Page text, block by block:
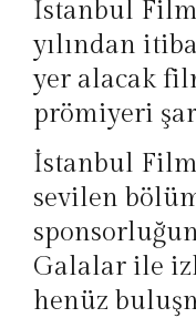
İstanbul
yılından
yer alacak
prömiyeri
İstanbul
sevilen
Galalar ile
henüz